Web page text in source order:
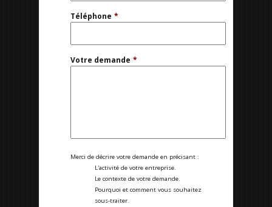
Téléphone *
Votre demande *
Merci de décrire votre demande en précisant :
L'activité de votre entreprise.
Le contexte de votre demande.
Pourquoi et comment vous souhaitez
sous-traiter.